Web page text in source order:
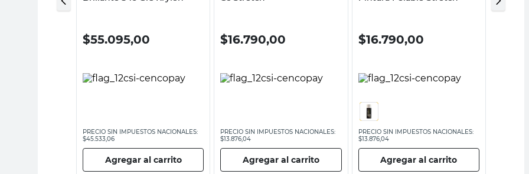
$55.095,00
PRECIO SIN IMPUESTOS NACIONALES:
$45.533,06
Agregar al carrito
$16.790,00
PRECIO SIN IMPUESTOS NACIONALES:
$13.876,04
Agregar al carrito
$16.790,00
PRECIO SIN IMPUESTOS NACIONALES:
$13.876,04
Agregar al carrito
Ploteo